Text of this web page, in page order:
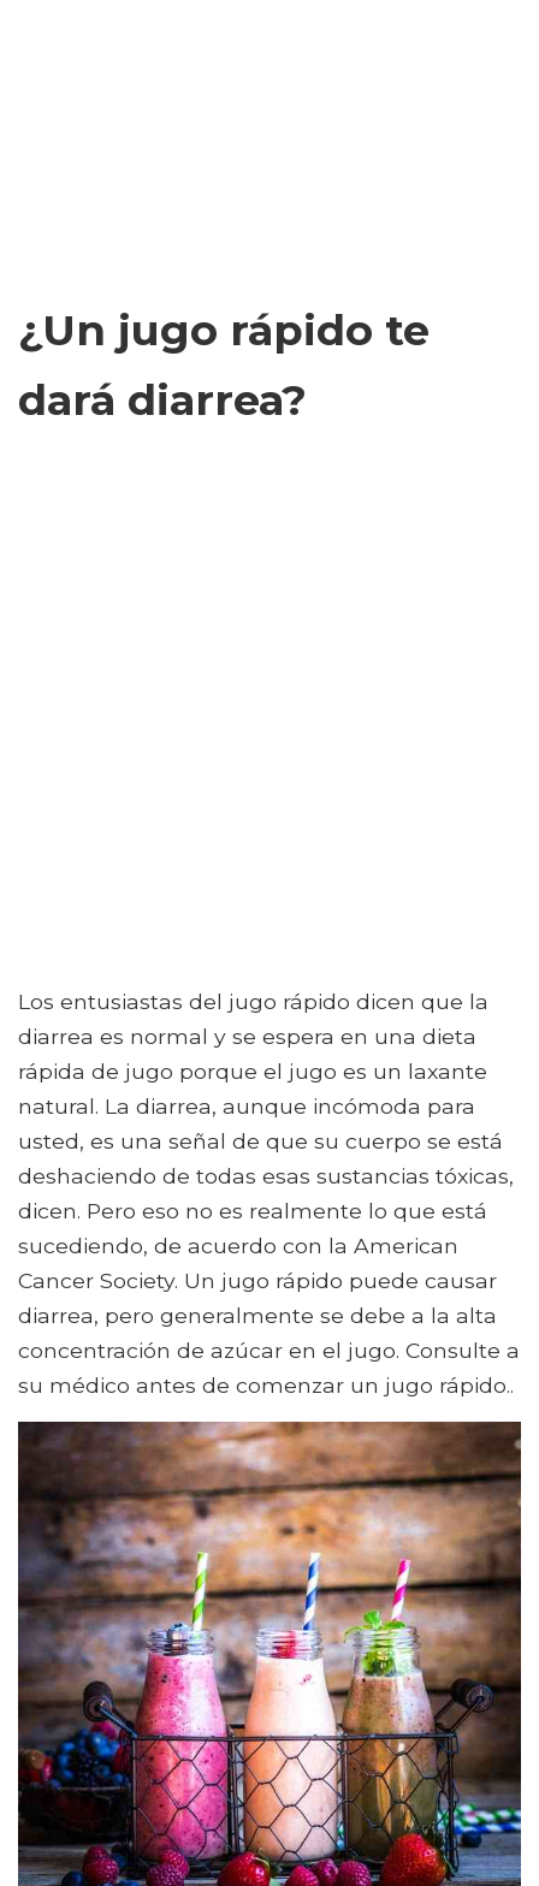
¿Un jugo rápido te
dará diarrea?
Los entusiastas del jugo rápido dicen que la
diarrea es normal y se espera en una dieta
rápida de jugo porque el jugo es un laxante
natural. La diarrea, aunque incómoda para
usted, es una señal de que su cuerpo se está
deshaciendo de todas esas sustancias tóxicas,
dicen. Pero eso no es realmente lo que está
sucediendo, de acuerdo con la American
Cancer Society. Un jugo rápido puede causar
diarrea, pero generalmente se debe a la alta
concentración de azúcar en el jugo. Consulte a
su médico antes de comenzar un jugo rápido..